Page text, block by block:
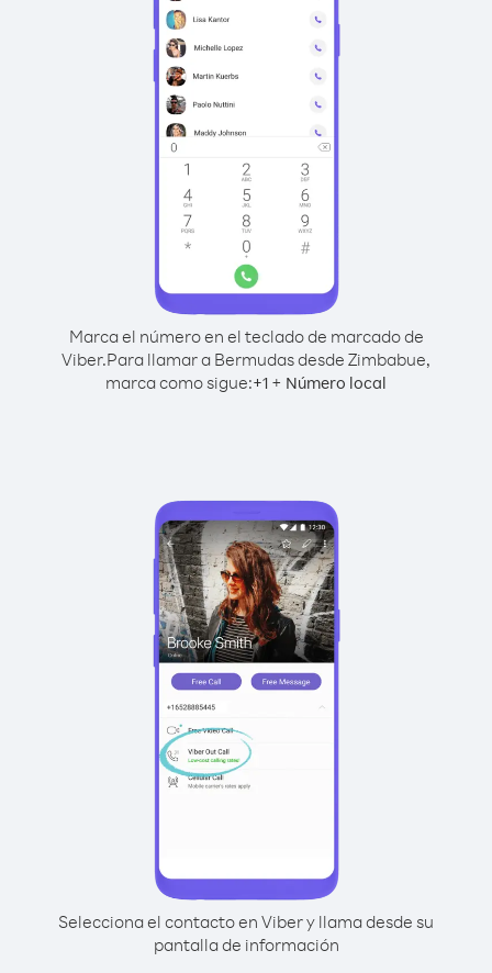
Marca el número en el teclado de marcado de
Viber.Para llamar a Bermudas desde Zimbabue,
marca como sigue:+1 + Número local
Selecciona el contacto en Viber y llama desde su
pantalla de información